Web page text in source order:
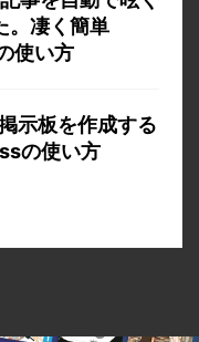
。凄く簡単
使い方
示板を作成する
の使い方